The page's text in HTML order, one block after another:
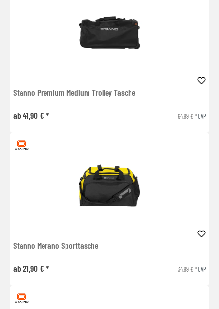
Stanno Premium Medium Trolley Tasche
ab 41,90 € * 64,99 € *UVP
Stanno Merano Sporttasche
ab 21,90 € * 34,99 € *UVP